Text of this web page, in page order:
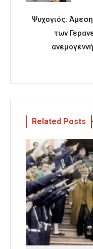
Ψυχογιός:
των
Related Posts